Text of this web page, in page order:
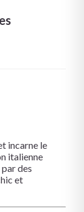
incarne le
italienne
des
et